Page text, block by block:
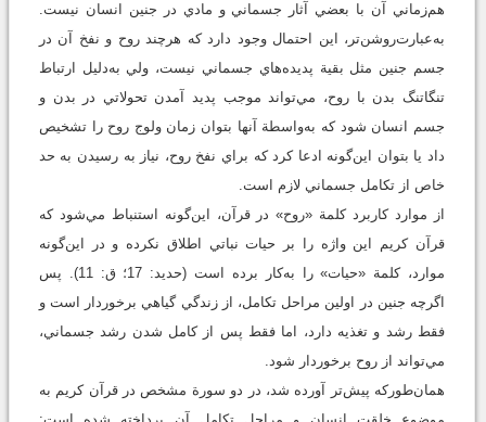
هم‌زماني آن با بعضي آثار جسماني و مادي در جنين انسان نيست.
به‌عبارت‌روشن‌تر، اين احتمال وجود دارد که هرچند روح و نفخ آن در
جسم جنين مثل بقية پديده‌هاي جسماني نيست، ولي به‌دليل ارتباط
تنگاتنگ بدن با روح، مي‌تواند موجب پديد آمدن تحولاتي در بدن و
جسم انسان شود که به‌واسطة آنها بتوان زمان ولوج روح را تشخيص
داد يا بتوان اين‌گونه ادعا کرد که براي نفخ روح، نياز به رسيدن به حد
خاص از تکامل جسماني لازم است.
از موارد کاربرد کلمة «روح» در قرآن، اين‌گونه استنباط مي‌شود که
قرآن کريم اين واژه را بر حيات نباتي اطلاق نکرده و در اين‌گونه
موارد، کلمة «حيات» را به‌کار برده است (حديد: 17؛ ق: 11). پس
اگرچه جنين در اولين مراحل تکامل، از زندگي گياهي برخوردار است و
فقط رشد و تغذيه دارد، اما فقط پس از کامل شدن رشد جسماني،
مي‌تواند از روح برخوردار شود.
همان‌طورکه پيش‌تر آورده شد، در دو سورة مشخص در قرآن کريم به